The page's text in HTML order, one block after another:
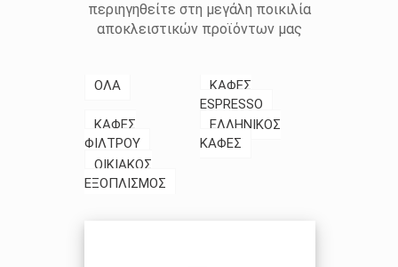
περιηγηθείτε στη μεγάλη ποικιλία
αποκλειστικών προϊόντων μας
ΟΛΑ
ΚΑΦΕΣ
ESPRESSO
ΚΑΦΕΣ
ΦΙΛΤΡΟΥ
ΕΛΛΗΝΙΚΟΣ
ΚΑΦΕΣ
ΟΙΚΙΑΚΟΣ
ΕΞΟΠΛΙΣΜΟΣ